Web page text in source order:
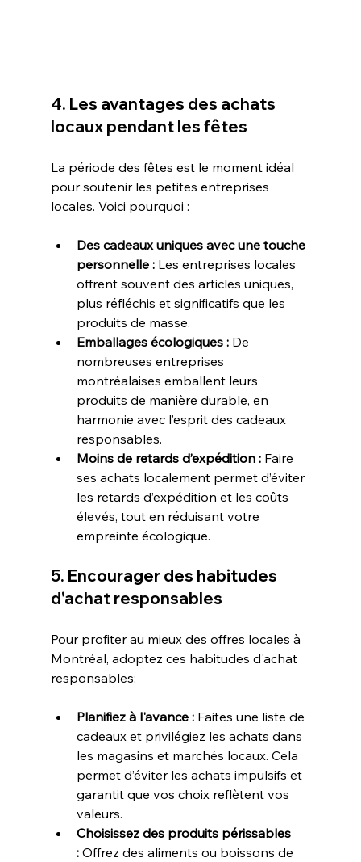
4. Les avantages des achats
locaux pendant les fêtes
La période des fêtes est le moment idéal
pour soutenir les petites entreprises
locales. Voici pourquoi :
Des cadeaux uniques avec une touche
personnelle : Les entreprises locales
offrent souvent des articles uniques,
plus réfléchis et significatifs que les
produits de masse.
Emballages écologiques : De
nombreuses entreprises
montréalaises emballent leurs
produits de manière durable, en
harmonie avec l’esprit des cadeaux
responsables.
Moins de retards d’expédition : Faire
ses achats localement permet d’éviter
les retards d’expédition et les coûts
élevés, tout en réduisant votre
empreinte écologique.
5. Encourager des habitudes
d'achat responsables
Pour profiter au mieux des offres locales à
Montréal, adoptez ces habitudes d'achat
responsables:
Planifiez à l'avance : Faites une liste de
cadeaux et privilégiez les achats dans
les magasins et marchés locaux. Cela
permet d’éviter les achats impulsifs et
garantit que vos choix reflètent vos
valeurs.
Choisissez des produits périssables
: Offrez des aliments ou boissons de